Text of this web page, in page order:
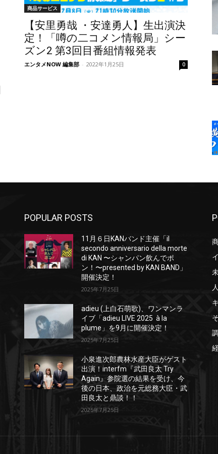
商品サービス
【安里勇哉 ・安達勇人】生出演決
定！「噂の二コメン情報局」シー
ズン2 第3回目番組情報発表
エンタメNOW 編集部 - 2022年1月25日 0
POPULAR POSTS
11月６日KANバンド主催「il
secondo anniversario della morte
di KAN 〜シャンパン飲んでポ
ン！〜presented by KAN BAND」
開催決定！
2025年7月25日
adieu (上白石萌歌)、ワンマンラ
イブ「adieu LIVE 2025 à la
plume」を9月に開催決定！
2025年7月25日
小泉進次郎農林水産大臣がゲスト
出演！interfm『武田良太 Try
Again』参院選の結果を受け、今
後の日本、政治を元総務大臣・武
田良太と鼎談！！
2025年7月25日